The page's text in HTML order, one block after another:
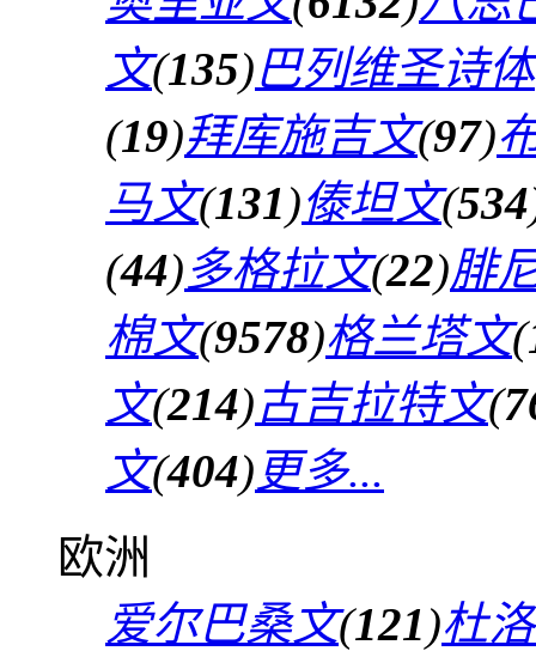
文(135)巴列维圣诗体
(19)拜库施吉文(97)
马文(131)傣坦文(534
(44)多格拉文(22)腓
棉文(9578)格兰塔文(
文(214)古吉拉特文(
文(404) 更多...
欧洲
爱尔巴桑文(121)杜